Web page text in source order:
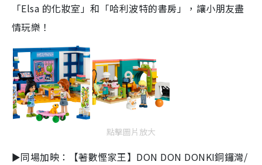
「Elsa 的化妝室」和「哈利波特的書房」，讓小朋友盡
情玩樂！
點擊圖片放大
►同場加映：【著數慳家王】DON DON DONKI銅鑼灣/